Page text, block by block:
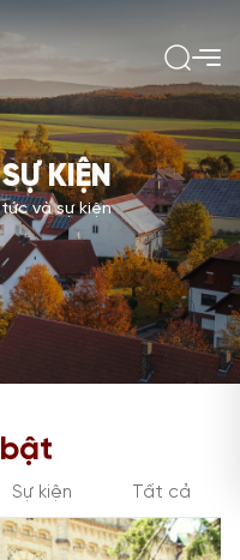
KIỆN
và sự kiện
Sự kiện Tất cả